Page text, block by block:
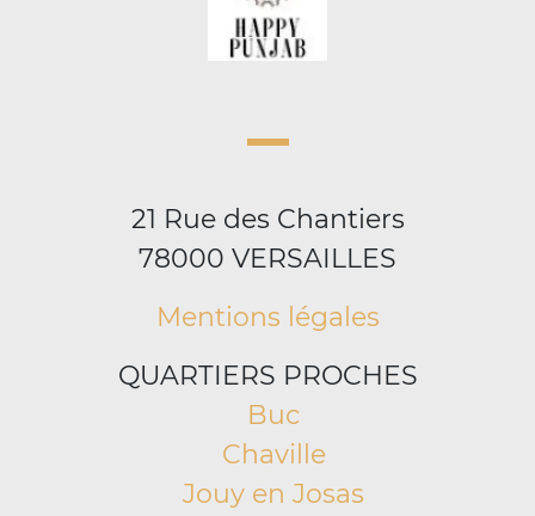
21 Rue des Chantiers
78000 VERSAILLES
Mentions légales
QUARTIERS PROCHES
Buc
Chaville
Jouy en Josas